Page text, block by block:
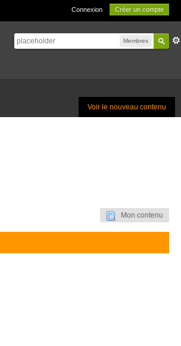
Connexion Créer un compte
Membres
Voir le nouveau contenu
Mon contenu